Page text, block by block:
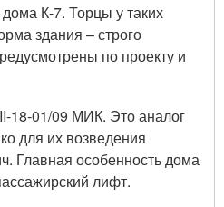
К-7. Торцы у таких
здания – строго
по проекту и
18-01/09 МИК. Это аналог
для их возведения
Главная особенность дома
лифт.